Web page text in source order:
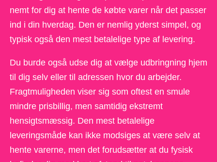
nemt for dig at hente de købte varer når det passer
ind i din hverdag. Den er nemlig yderst simpel, og
typisk også den mest betalelige type af levering.
Du burde også udse dig at vælge udbringning hjem
til dig selv eller til adressen hvor du arbejder.
Fragtmuligheden viser sig som oftest en smule
mindre prisbillig, men samtidig ekstremt
hensigtsmæssig. Den mest betalelige
leveringsmåde kan ikke modsiges at være selv at
hente varerne, men det forudsætter at du fysisk